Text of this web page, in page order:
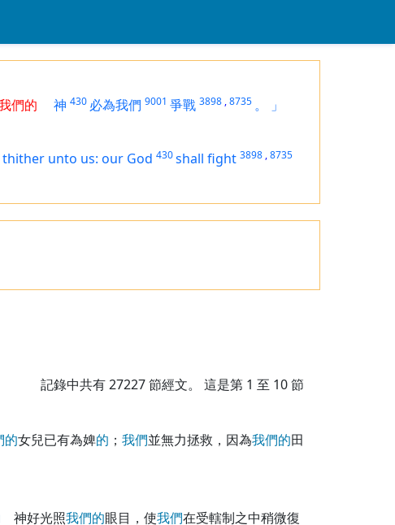
們的 神 430 必為我們 9001 爭戰 3898 ,8735 。
」
thither unto us: our God 430shall fight 3898 ,8735
記錄中共有27227節經文。 這是第 1 至 10 節
的女兒已有為婢的 ； 我們並無力拯救，因為我們的田
神好光照我們的眼目，使我們在受轄制之中稍微復